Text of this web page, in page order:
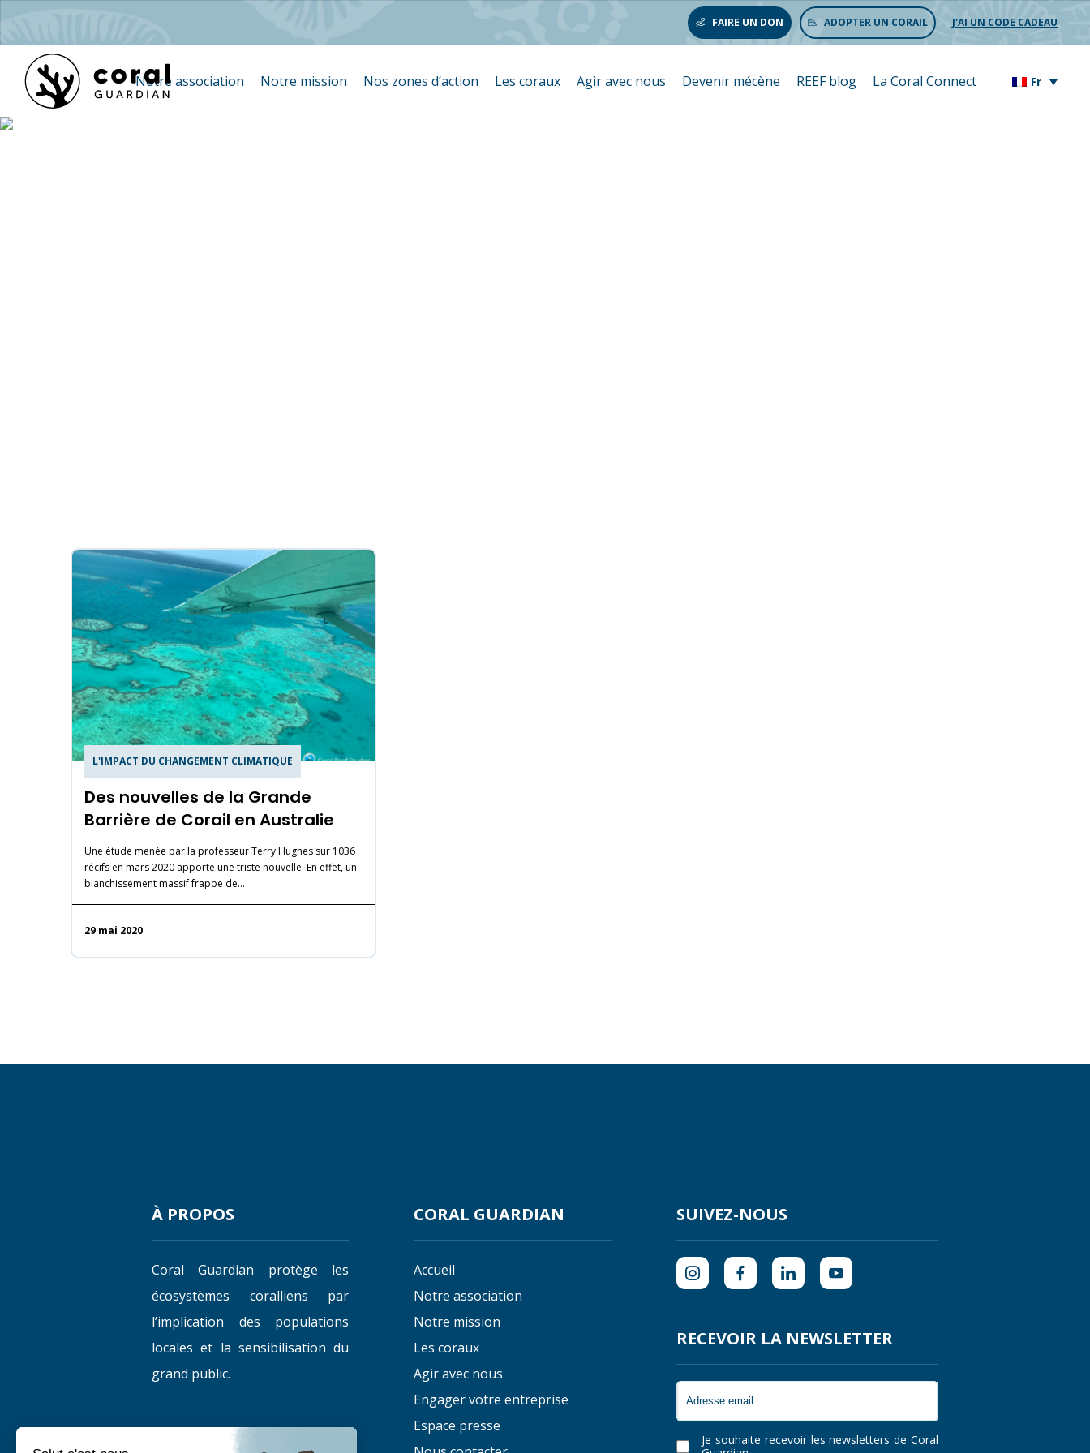
FAIRE UN DON ADOPTER UN CORAIL J'AI UN CODE CADEAU
Fr
Notre association Notre mission Nos zones d’action Les coraux Agir avec nous Devenir mécène REEF blog La Coral Connect
L'IMPACT DU CHANGEMENT CLIMATIQUE
Des nouvelles de la Grande
Barrière de Corail en Australie
Une étude menée par la professeur Terry Hughes sur 1036
récifs en mars 2020 apporte une triste nouvelle. En effet, un
blanchissement massif frappe de…
29 mai 2020
À PROPOS
Coral Guardian protège les
écosystèmes coralliens par
l’implication des populations
locales et la sensibilisation du
grand public.
CORAL GUARDIAN
Accueil
Notre association
Notre mission
Les coraux
Agir avec nous
Engager votre entreprise
Espace presse
SUIVEZ-NOUS
RECEVOIR LA NEWSLETTER
Je souhaite recevoir les newsletters de Coral